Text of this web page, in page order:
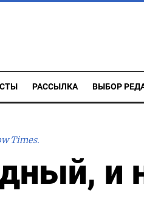
РАССЫЛКА ВЫБОР
Times.
и